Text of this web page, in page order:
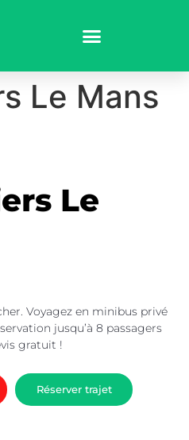
Le Mans
Le
Voyagez en minibus privé
jusqu’à 8 passagers
gratuit !
Réserver trajet